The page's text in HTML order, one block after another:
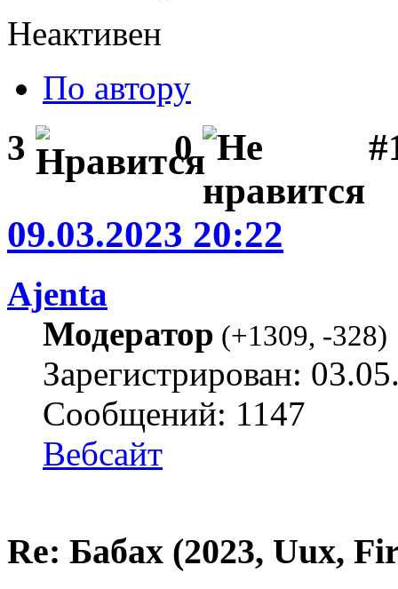
Неактивен
По автору
3 0
09.03.2023 20:22
Ajenta
Модератор (+1309, -328)
Зарегистрирован:
Сообщений: 1147
Вебсайт
Re: Бабах (2023, Uux,